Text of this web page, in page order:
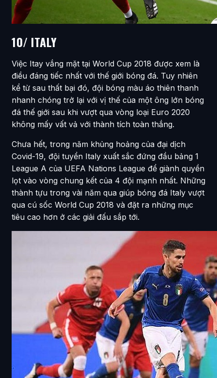
10/ ITALY
Việc Itay vắng mặt tại World Cup 2018 được xem là
điều đáng tiếc nhất với thế giới bóng đá. Tuy nhiên
kể từ sau thất bại đó, đội bóng màu áo thiên thanh
nhanh chóng trở lại với vị thế của một ông lớn bóng
đá thế giới sau khi vượt qua vòng loại Euro 2020
không mấy vất vả với thành tích toàn thắng.
Chưa hết, trong năm khủng hoảng của đại dịch
Covid-19, đội tuyển Italy xuất sắc đứng đầu bảng 1
League A của UEFA Nations League để giành quyền
lọt vào vòng chung kết của 4 đội mạnh nhất. Những
thành tựu trong vài năm qua giúp bóng đá Italy vượt
qua cú sốc World Cup 2018 và đặt ra những mục
tiêu cao hơn ở các giải đấu sắp tới.